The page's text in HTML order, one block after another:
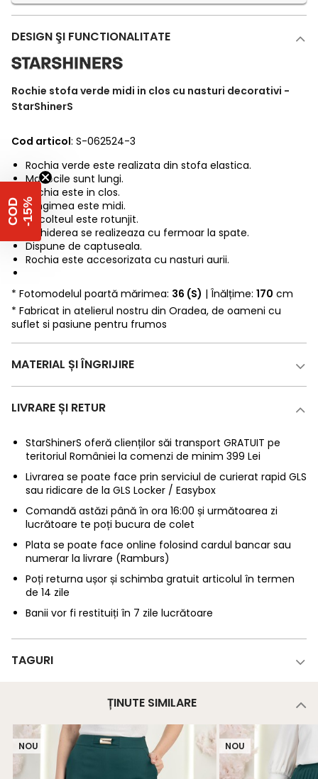
DESIGN ŞI FUNCTIONALITATE
Rochie stofa verde midi in clos cu nasturi decorativi -
StarShinerS
Cod articol: S-062524-3
Rochia verde este realizata din stofa elastica.
Manecile sunt lungi.
Rochia este in clos.
Lungimea este midi.
Decolteul este rotunjit.
Inchiderea se realizeaza cu fermoar la spate.
Dispune de captuseala.
Rochia este accesorizata cu nasturi aurii.
* Fotomodelul poartă mărimea: 36 (S) | Înălțime: 170 cm
* Fabricat in atelierul nostru din Oradea, de oameni cu
suflet si pasiune pentru frumos
MATERIAL ȘI ÎNGRIJIRE
LIVRARE ȘI RETUR
StarShinerS oferă clienților săi transport GRATUIT pe
teritoriul României la comenzi de minim 399 Lei
Livrarea se poate face prin serviciul de curierat rapid GLS
sau ridicare de la GLS Locker / Easybox
Comandă astăzi până în ora 16:00 și următoarea zi
lucrătoare te poți bucura de colet
Plata se poate face online folosind cardul bancar sau
numerar la livrare (Ramburs)
Poți returna ușor și schimba gratuit articolul în termen
de 14 zile
Banii vor fi restituiți în 7 zile lucrătoare
TAGURI
ȚINUTE SIMILARE
NOU NOU
C
O
D
-
1
5 %